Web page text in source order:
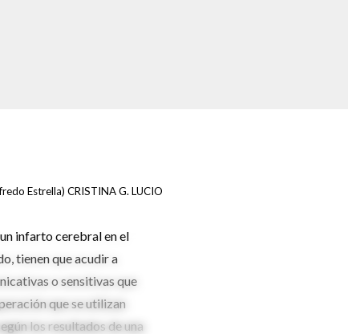
Estrella) CRISTINA G. LUCIO
infarto cerebral en el
tienen que acudir a
o sensitivas que
que se utilizan
los resultados de una